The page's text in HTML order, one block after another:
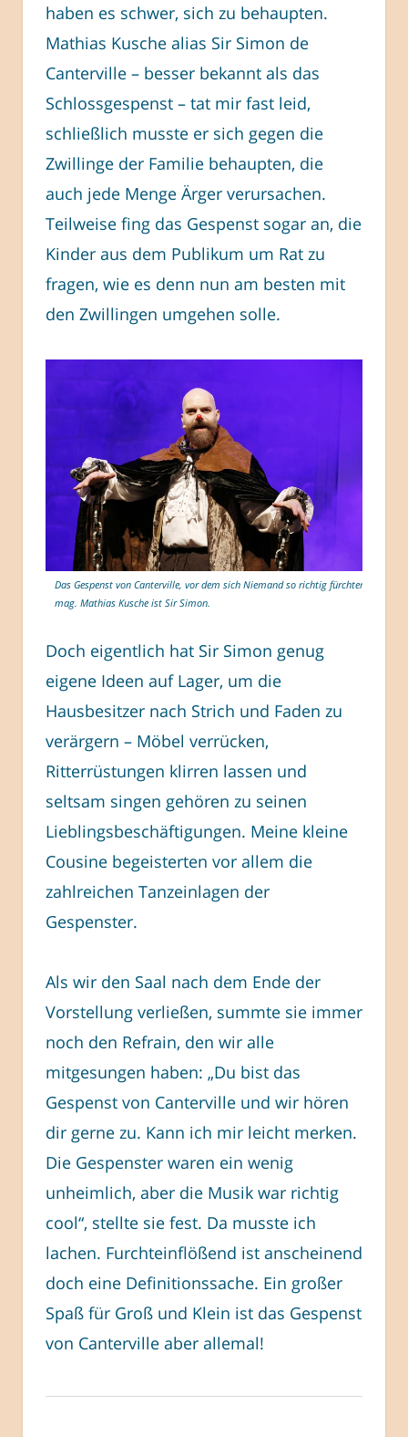
haben es schwer, sich zu behaupten.
Mathias Kusche alias Sir Simon de
Canterville – besser bekannt als das
Schlossgespenst – tat mir fast leid,
schließlich musste er sich gegen die
Zwillinge der Familie behaupten, die
auch jede Menge Ärger verursachen.
Teilweise fing das Gespenst sogar an, die
Kinder aus dem Publikum um Rat zu
fragen, wie es denn nun am besten mit
den Zwillingen umgehen solle.
Das Gespenst von Canterville, vor dem sich Niemand so richtig fürchten
mag. Mathias Kusche ist Sir Simon.
Doch eigentlich hat Sir Simon genug
eigene Ideen auf Lager, um die
Hausbesitzer nach Strich und Faden zu
verärgern – Möbel verrücken,
Ritterrüstungen klirren lassen und
seltsam singen gehören zu seinen
Lieblingsbeschäftigungen. Meine kleine
Cousine begeisterten vor allem die
zahlreichen Tanzeinlagen der
Gespenster.
Als wir den Saal nach dem Ende der
Vorstellung verließen, summte sie immer
noch den Refrain, den wir alle
mitgesungen haben: „Du bist das
Gespenst von Canterville und wir hören
dir gerne zu. Kann ich mir leicht merken.
Die Gespenster waren ein wenig
unheimlich, aber die Musik war richtig
cool“, stellte sie fest. Da musste ich
lachen. Furchteinflößend ist anscheinend
doch eine Definitionssache. Ein großer
Spaß für Groß und Klein ist das Gespenst
von Canterville aber allemal!